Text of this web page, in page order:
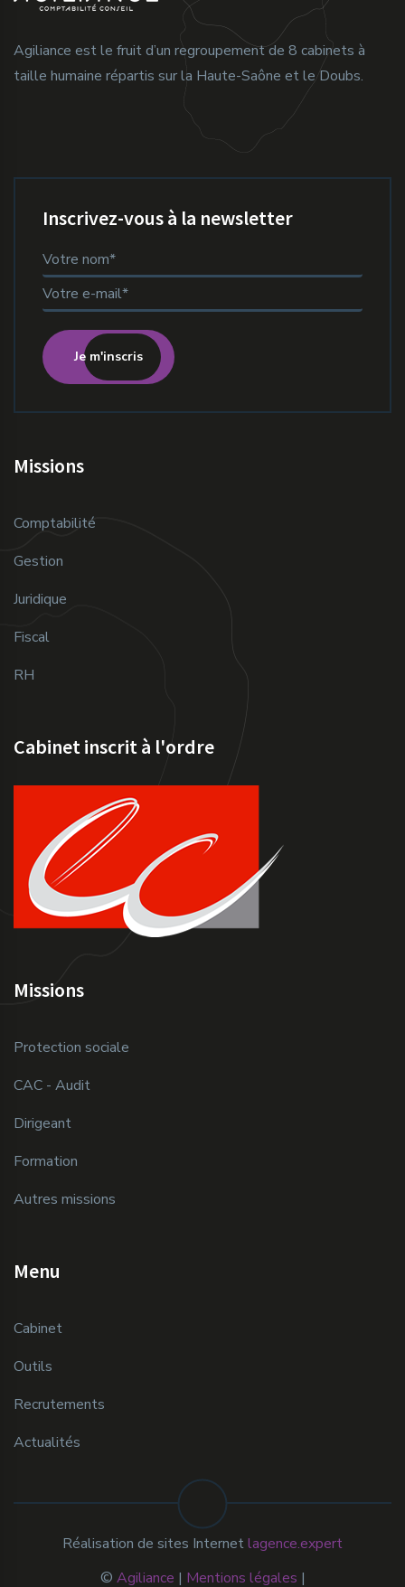
Agiliance est le fruit d’un regroupement de 8 cabinets à
taille humaine répartis sur la Haute-Saône et le Doubs.
Inscrivez-vous à la newsletter
Je m'inscris
Missions
Comptabilité
Gestion
Juridique
Fiscal
RH
Missions
Protection sociale
CAC - Audit
Dirigeant
Formation
Autres missions
Menu
Cabinet
Outils
Recrutements
Actualités
Cabinet inscrit à l'ordre
© Agiliance | Mentions légales |
Réalisation de sites Internetlagence.expert